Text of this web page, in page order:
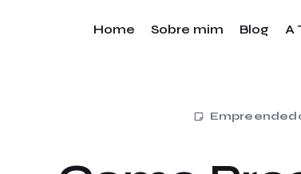
Home Sobre mim Blog A